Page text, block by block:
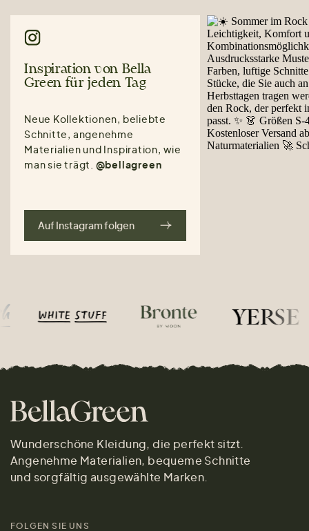
Inspiration von Bella
Green für jeden Tag
Neue Kollektionen, beliebte
Schnitte, angenehme
Materialien und Inspiration, wie
man sie trägt. @bellagreen
Auf Instagram folgen
Wunderschöne Kleidung, die perfekt sitzt.
Angenehme Materialien, bequeme Schnitte
und sorgfältig ausgewählte Marken.
FOLGEN SIE UNS